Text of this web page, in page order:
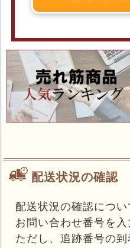
配送状況の確認
配送状況の確認につ
お問い合わせ番号を入
ただし、追跡番号の